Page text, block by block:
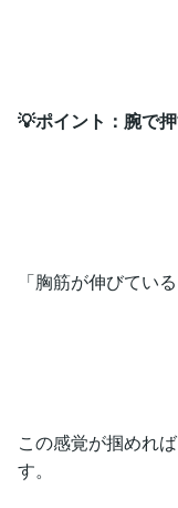
💡ポイント：腕で
「胸筋が伸びてい
この感覚が掴めれ
す。